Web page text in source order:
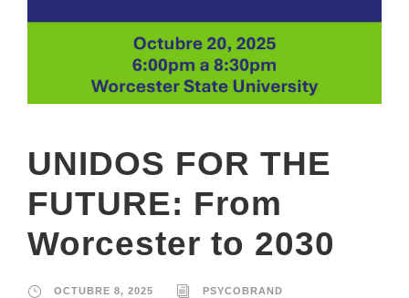
UNIDOS FOR THE
FUTURE: From
Worcester to 2030
OCTUBRE 8, 2025 PSYCOBRAND